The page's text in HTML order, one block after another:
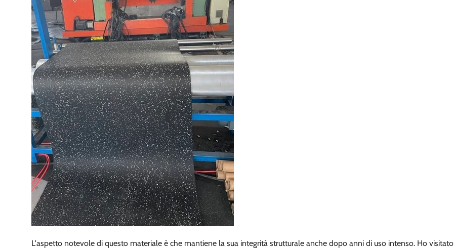
L'aspetto notevole di questo materiale è che mantiene la sua integrità strutturale anche dopo anni di uso intenso. Ho visitato